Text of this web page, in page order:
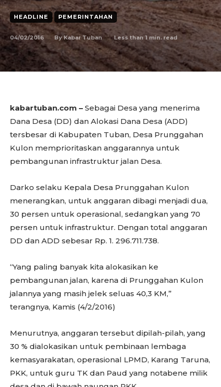
HEADLINE PEMERINTAHAN
04/02/2016 By Kabar Tuban Less than 1 min. read
kabartuban.com – Sebagai Desa yang menerima
Dana Desa (DD) dan Alokasi Dana Desa (ADD)
tersbesar di Kabupaten Tuban, Desa Prunggahan
Kulon memprioritaskan anggarannya untuk
pembangunan infrastruktur jalan Desa.
Darko selaku Kepala Desa Prunggahan Kulon
menerangkan, untuk anggaran dibagi menjadi dua,
30 persen untuk operasional, sedangkan yang 70
persen untuk infrastruktur. Dengan total anggaran
DD dan ADD sebesar Rp. 1. 296.711.738.
“Yang paling banyak kita alokasikan ke
pembangunan jalan, karena di Prunggahan Kulon
jalannya yang masih jelek seluas 40,3 KM,”
terangnya, Kamis (4/2/2016)
Menurutnya, anggaran tersebut dipilah-pilah, yang
30 % dialokasikan untuk pembinaan lembaga
kemasyarakatan, operasional LPMD, Karang Taruna,
PKK, untuk guru TK dan Paud yang notabene milik